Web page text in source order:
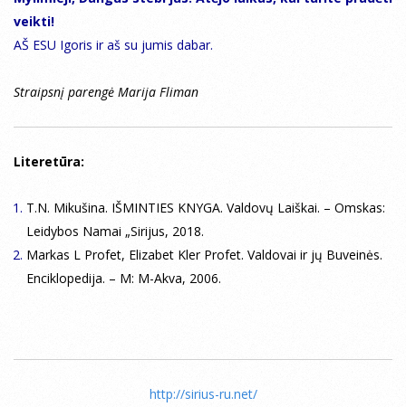
veikti!
AŠ ESU Igoris ir aš su jumis dabar.
Straipsnį parengė Marija Fliman
Literetūra:
T.N. Mikušina. IŠMINTIES KNYGA. Valdovų Laiškai. – Omskas:
Leidybos Namai „Sirijus, 2018.
Markas L Profet, Elizabet Kler Profet. Valdovai ir jų Buveinės.
Enciklopedija. – М: М-Akva, 2006.
http://sirius-ru.net/